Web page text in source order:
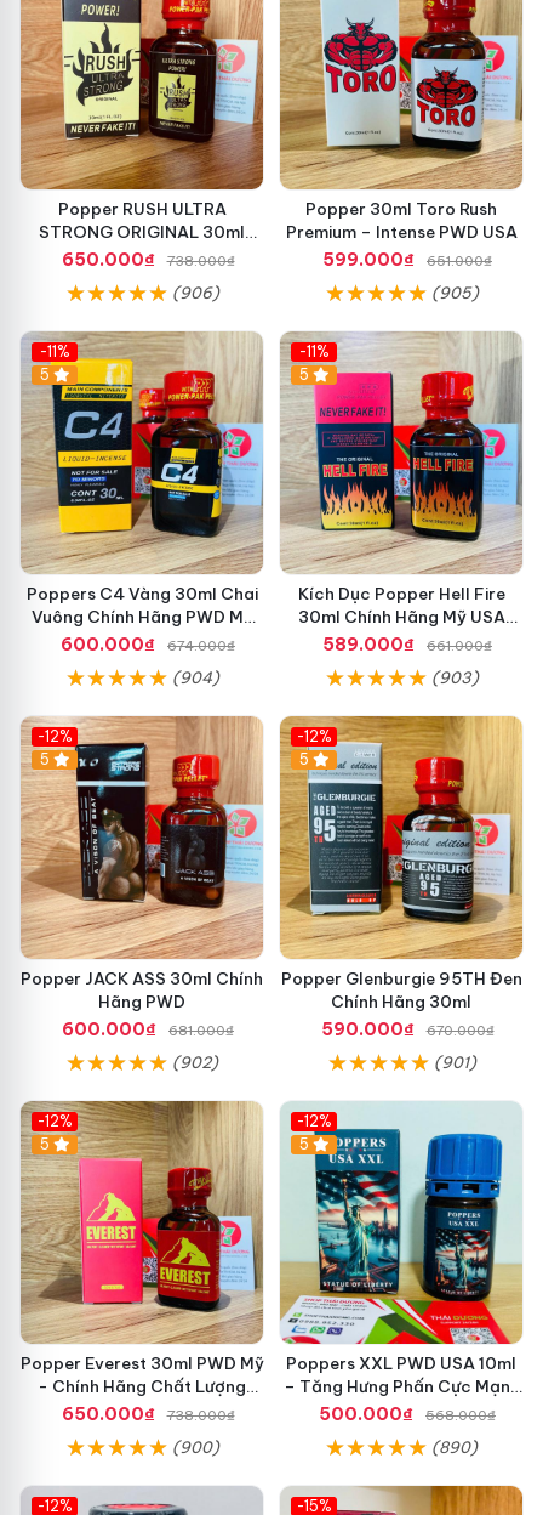
Popper RUSH ULTRA
STRONG ORIGINAL 30ml
Chính Hãng Mỹ PWD - Tăng
650.000₫ 738.000₫
(906)
Popper 30ml Toro Rush
Premium – Intense PWD USA
599.000₫
651.000₫
(905)
-11%
5
Poppers C4 Vàng 30ml Chai
Vuông Chính Hãng PWD Mỹ
Tăng Hưng Phấn Cho Top Bot
600.000₫ 674.000₫
(904)
-11%
5
Kích Dục Popper Hell Fire
30ml Chính Hãng Mỹ USA
PWD
589.000₫ 661.000₫
(903)
-12%
5
Popper JACK ASS 30ml Chính
Hãng PWD
600.000₫
681.000₫
(902)
-12%
5
Popper Glenburgie 95TH Đen
Chính Hãng 30ml
590.000₫
670.000₫
(901)
-12%
5
Popper Everest 30ml PWD Mỹ
- Chính Hãng Chất Lượng
Cao
650.000₫ 738.000₫
(900)
-12%
5
Poppers XXL PWD USA 10ml
– Tăng Hưng Phấn Cực Mạnh
Cho Top Bot Khi Yêu
500.000₫ 568.000₫
(890)
-12%
-15%